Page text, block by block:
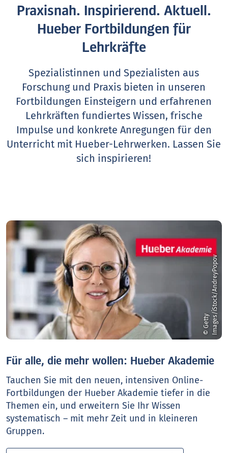
Praxisnah. Inspirierend. Aktuell.
Hueber Fortbildungen für
Lehrkräfte
Spezialistinnen und Spezialisten aus
Forschung und Praxis bieten in unseren
Fortbildungen Einsteigern und erfahrenen
Lehrkräften fundiertes Wissen, frische
Impulse und konkrete Anregungen für den
Unterricht mit Hueber-Lehrwerken. Lassen Sie
sich inspirieren!
©
G
e
t
t
y
I
m
a
g
e
s
/
i
S
t
o
c
k
/
A
n
d
r
e
y
P
o
p
ov
Für alle, die mehr wollen: Hueber Akademie
Tauchen Sie mit den neuen, intensiven Online-
Fortbildungen der Hueber Akademie tiefer in die
Themen ein, und erweitern Sie Ihr Wissen
systematisch – mit mehr Zeit und in kleineren
Gruppen.